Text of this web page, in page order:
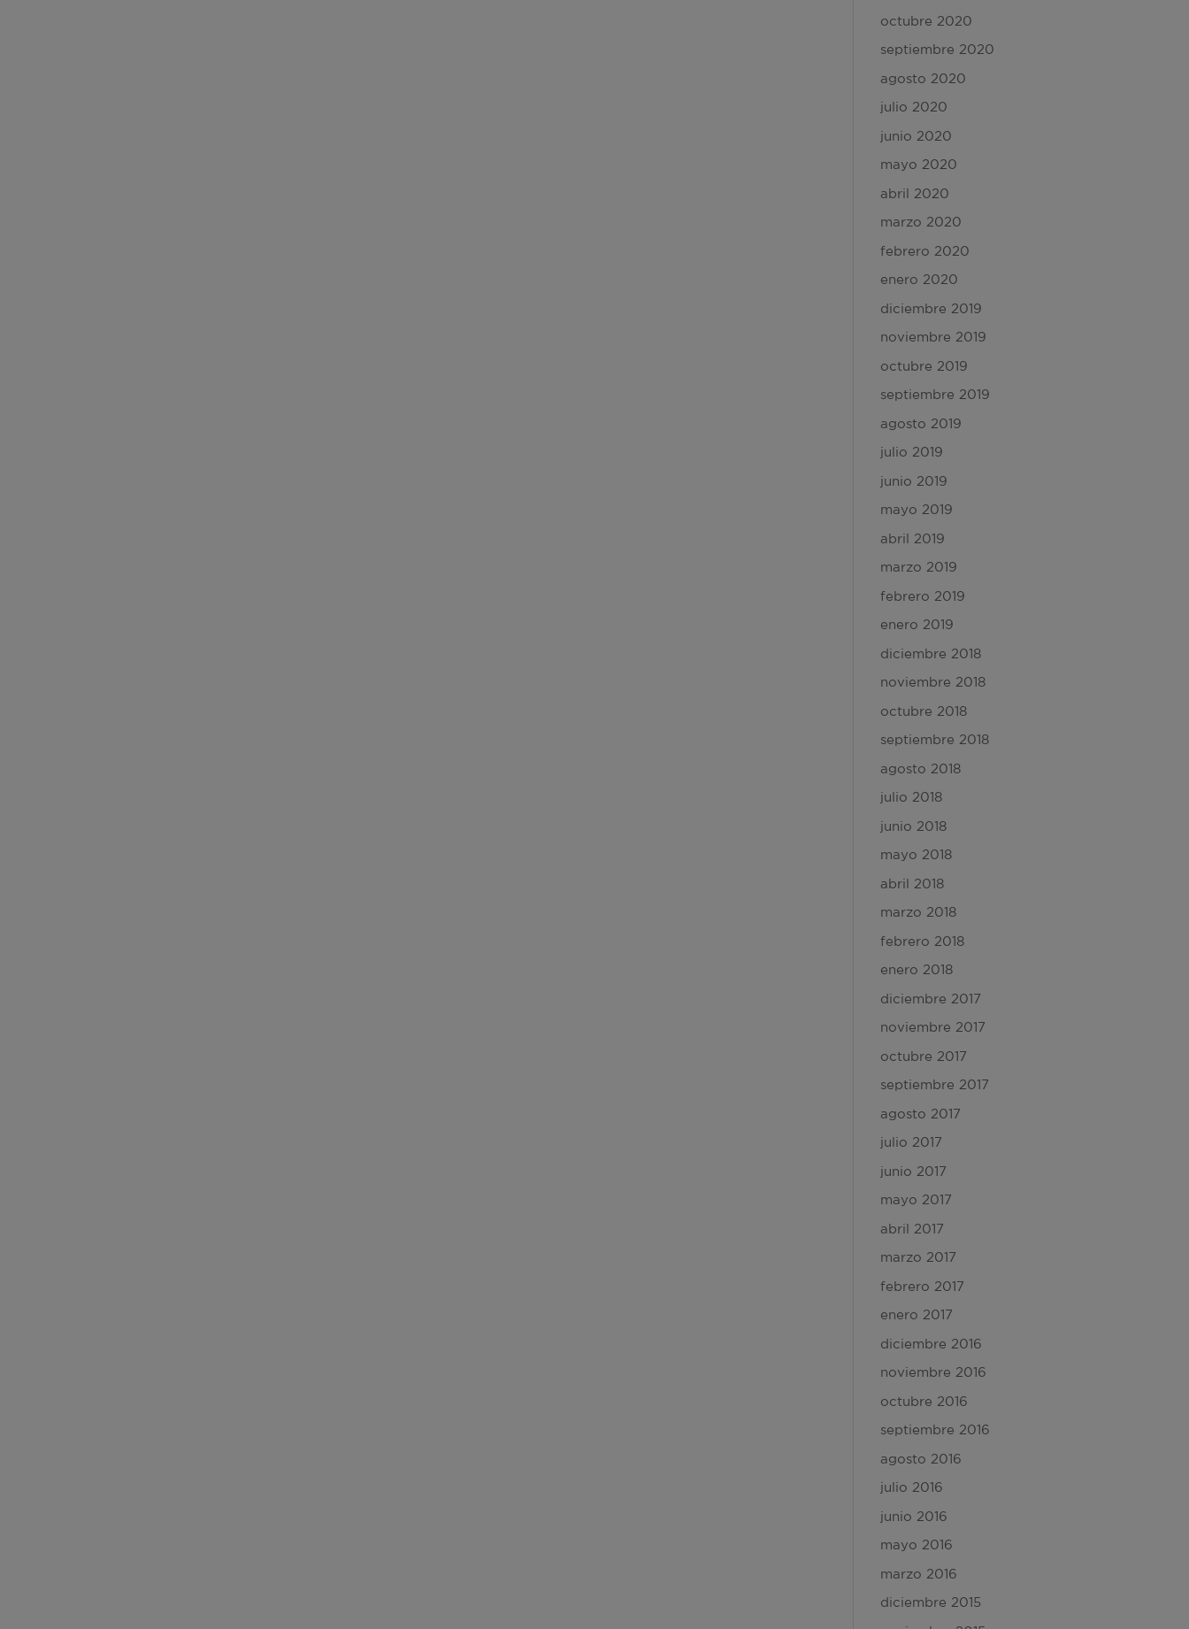
octubre 2020
septiembre 2020
agosto 2020
julio 2020
junio 2020
mayo 2020
abril 2020
marzo 2020
febrero 2020
enero 2020
diciembre 2019
noviembre 2019
octubre 2019
septiembre 2019
agosto 2019
julio 2019
junio 2019
mayo 2019
abril 2019
marzo 2019
febrero 2019
enero 2019
diciembre 2018
noviembre 2018
octubre 2018
septiembre 2018
agosto 2018
julio 2018
junio 2018
mayo 2018
abril 2018
marzo 2018
febrero 2018
enero 2018
diciembre 2017
noviembre 2017
octubre 2017
septiembre 2017
agosto 2017
julio 2017
junio 2017
mayo 2017
abril 2017
marzo 2017
febrero 2017
enero 2017
diciembre 2016
noviembre 2016
octubre 2016
septiembre 2016
agosto 2016
julio 2016
junio 2016
mayo 2016
marzo 2016
diciembre 2015